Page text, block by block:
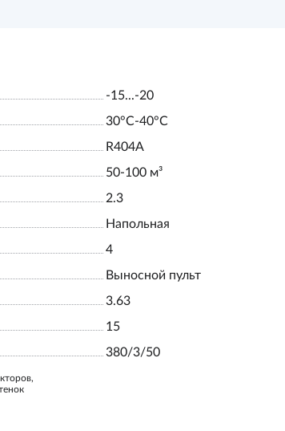
-15...-20
30°С-40°С
R404A
50-100 м³
2.3
Напольная
4
Выносной пульт
3.63
15
380/3/50